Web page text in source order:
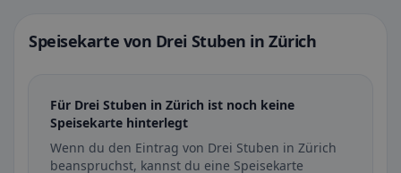
Speisekarte von Drei Stuben in Zürich
Für Drei Stuben in Zürich ist noch keine
Speisekarte hinterlegt
Wenn du den Eintrag von Drei Stuben in Zürich
beanspruchst, kannst du eine Speisekarte